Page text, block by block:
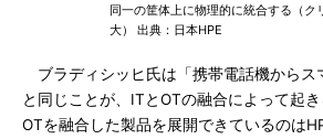
同一の筐体上に物理的に統合する（ク
大） 出典：日本HPE
ブラディシッヒ氏は「携帯電話機からス
と同じことが、ITとOTの融合によって起
OTを融合した製品を展開できているのは